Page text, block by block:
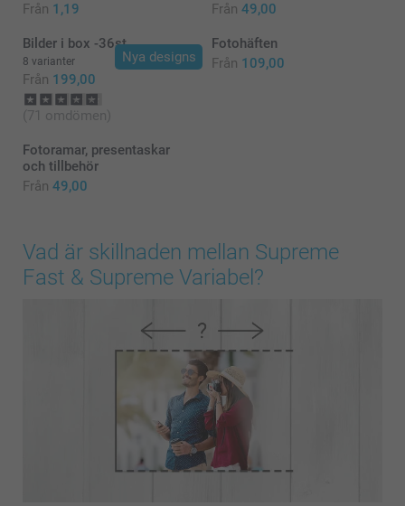
Från 1,19
Från 49,00
Nya designs
Bilder i box -36st
8 varianter
Från 199,00
(71 omdömen)
Fotohäften
Från 109,00
Fotoramar, presentaskar
och tillbehör
Från 49,00
Vad är skillnaden mellan Supreme
Fast & Supreme Variabel?